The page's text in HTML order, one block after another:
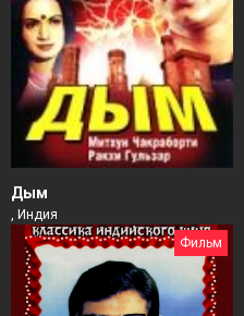
Дым
, Индия
Фильм